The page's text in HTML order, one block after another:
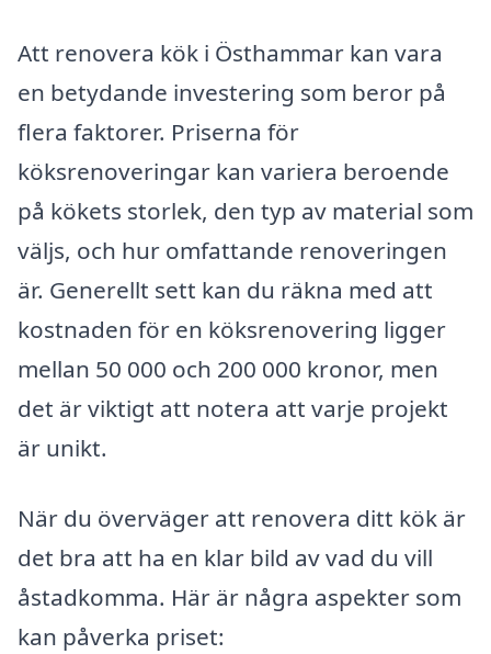
Att renovera kök i Östhammar kan vara
en betydande investering som beror på
flera faktorer. Priserna för
köksrenoveringar kan variera beroende
på kökets storlek, den typ av material som
väljs, och hur omfattande renoveringen
är. Generellt sett kan du räkna med att
kostnaden för en köksrenovering ligger
mellan 50 000 och 200 000 kronor, men
det är viktigt att notera att varje projekt
är unikt.
När du överväger att renovera ditt kök är
det bra att ha en klar bild av vad du vill
åstadkomma. Här är några aspekter som
kan påverka priset: